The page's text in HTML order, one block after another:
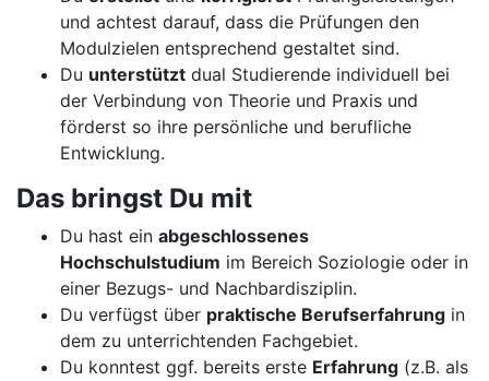
und achtest darauf, dass die Prüfungen den
Modulzielen entsprechend gestaltet sind.
Du unterstützt dual Studierende individuell bei
der Verbindung von Theorie und Praxis und
förderst so ihre persönliche und berufliche
Entwicklung.
Das bringst Du mit
Du hast ein abgeschlossenes
Hochschulstudium im Bereich Soziologie oder in
einer Bezugs- und Nachbardisziplin.
Du verfügst über praktische Berufserfahrung in
dem zu unterrichtenden Fachgebiet.
Du konntest ggf. bereits erste Erfahrung (z.B. als